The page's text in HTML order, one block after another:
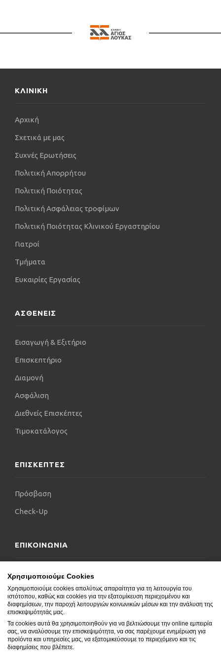
ΚΛΙΝΙΚΗ
Αρχική
Σχετικά με μας
Συχνές Ερωτήσεις
Πολιτική Απορρήτου
Πολιτική Ποιότητας
Πολιτική Ασφάλειας τροφίμων
Πολιτική Ποιότητας Κλινικού Εργαστηρίου
Γιατροί
Τμήματα
Ευκαιρίες Εργασίας
ΑΣΘΕΝΕΙΣ
Εισαγωγή & Εξιτήριο
Επισκεπτήριο
Διαμονή
Ασφάλιση
Διεθνείς Επισκέπτες
Τιμοκατάλογος
ΕΠΙΣΚΕΠΤΕΣ
Πρόσβαση
Check-Up
ΕΠΙΚΟΙΝΩΝΙΑ
Επικοινωνήστε μαζί μας
Δήλωση Προσβασιμότητας
Συχνές Ερωτήσεις
Blog
Χρησιμοποιούμε Cookies
Χρησιμοποιούμε cookies απολύτως απαραίτητα για τη λειτουργία του
ιστότοπου, καθώς και cookies για την εξατομίκευση περιεχομένου και
διαφημίσεων, την παροχή λειτουργιών κοινωνικών μέσων και την ανάλυση της
επισκεψιμότητάς μας.
Τα cookies αυτά θα χρησιμοποιηθούν για να βελτιώσουμε την online εμπειρία
σας, να αναλύσουμε την επισκεψιμότητα, να σας παρέχουμε ενημέρωση για
προϊόντα και υπηρεσίες μας, να εξατομικεύσουμε το περιεχόμενο και τις
διαφημίσεις που βλέπετε.